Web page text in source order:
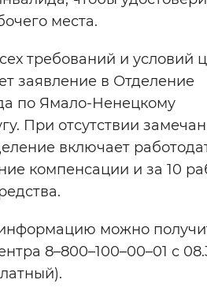
места.
требований и условий
заявление в Отделение
по Ямало-Ненецкому
При отсутствии
включает
компенсации и за 10
можно
8–800–100–00–01 с